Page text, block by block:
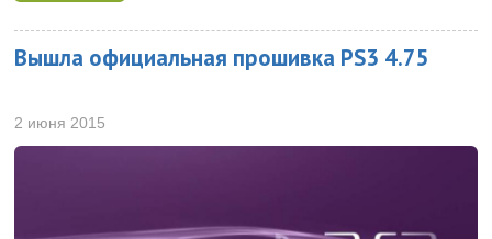
Вышла официальная прошивка PS3 4.75
2 июня 2015